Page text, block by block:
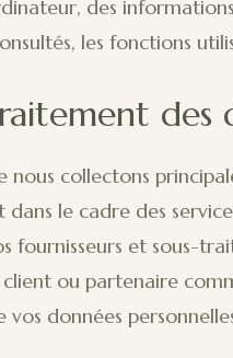
des
les fonctions
des
nous collectons
le cadre des
fournisseurs et sous-
ou partenaire
données